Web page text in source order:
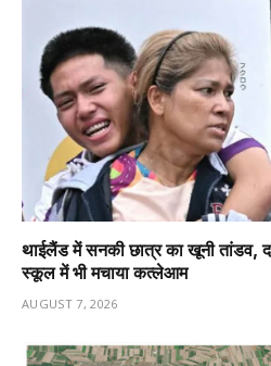
थाईलैंड में सनकी छात्र का खूनी तांडव,
स्कूल में भी मचाया कत्लेआम
AUGUST 7, 2026